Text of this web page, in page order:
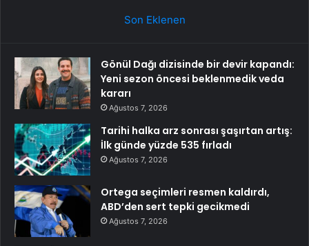
Son Eklenen
Gönül Dağı dizisinde bir devir kapandı:
Yeni sezon öncesi beklenmedik veda
kararı
Ağustos 7, 2026
Tarihi halka arz sonrası şaşırtan artış:
İlk günde yüzde 535 fırladı
Ağustos 7, 2026
Ortega seçimleri resmen kaldırdı,
ABD’den sert tepki gecikmedi
Ağustos 7, 2026